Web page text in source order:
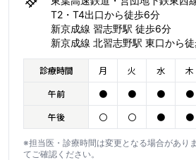
T2・T4出口から徒歩6分
新京成線 習志野駅 徒歩6分
新京成線 北習志野駅 東口から
診療時間 月 火 水 木
午前
● ● ● ●
午後
〇 〇 ● ●
※担当医・診療時間は変更となる場合があり
てご確認ください。